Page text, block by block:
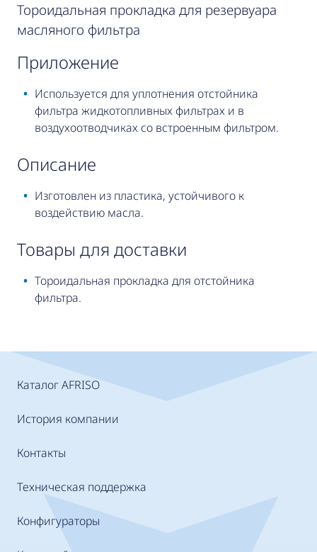
Тороидальная прокладка для резервуара
масляного фильтра
приложение
Используется для уплотнения отстойника
фильтра жидкотопливных фильтрах и в
воздухоотводчиках со встроенным фильтром.
описание
Изготовлен из пластика, устойчивого к
воздействию масла.
товары для доставки
Тороидальная прокладка для отстойника
фильтра.
Каталог AFRISO
История компании
Контакты
Техническая поддержка
Конфигураторы